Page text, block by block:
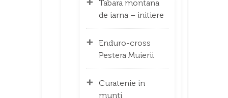
Tabara montana
de iarna – initiere
Enduro-cross
Pestera Muierii
Curatenie in
munti